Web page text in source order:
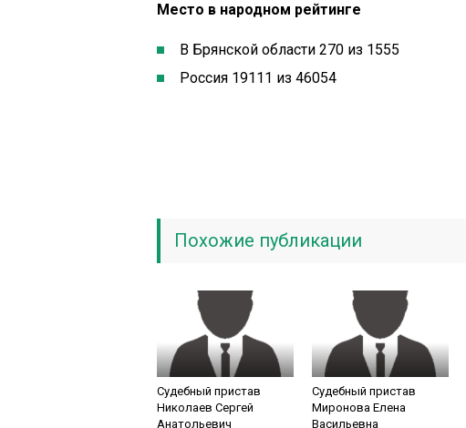
Место в народном рейтинге
В Брянской области 270 из 1555
Россия 19111 из 46054
Похожие публикации
Судебный пристав
Николаев Сергей
Анатольевич
Судебный пристав
Миронова Елена
Васильевна